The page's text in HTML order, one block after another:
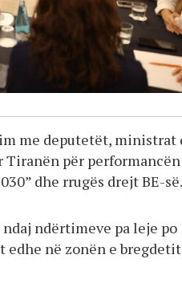
me deputetët, ministrat
për performancën
dhe rrugës drejt BE-së.
ndërtimeve pa leje po
në zonën e